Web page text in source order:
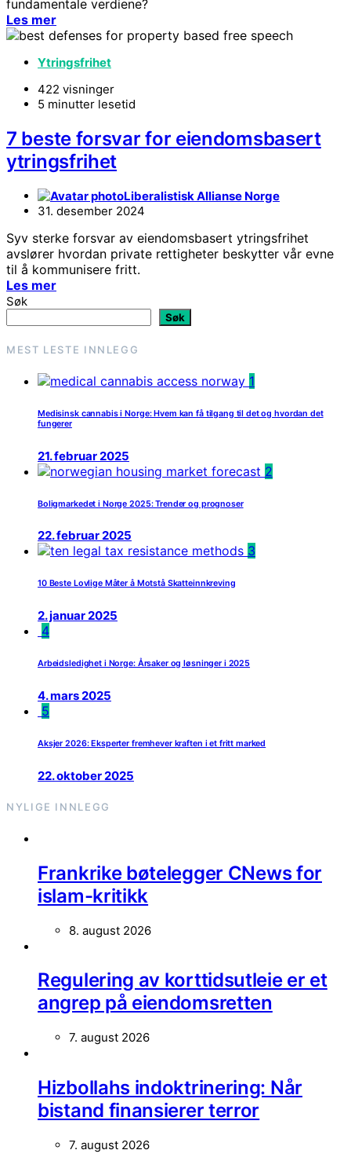
fundamentale verdiene?
Les mer
Ytringsfrihet
422 visninger
5 minutter lesetid
7 beste forsvar for eiendomsbasert
ytringsfrihet
Liberalistisk Allianse Norge
31. desember 2024
Syv sterke forsvar av eiendomsbasert ytringsfrihet
avslører hvordan private rettigheter beskytter vår evne
til å kommunisere fritt.
Les mer
Søk
Søk
MEST LESTE INNLEGG
1
Medisinsk cannabis i Norge: Hvem kan få tilgang til det og hvordan det
fungerer
21. februar 2025
2
Boligmarkedet i Norge 2025: Trender og prognoser
22. februar 2025
3
10 Beste Lovlige Måter å Motstå Skatteinnkreving
2. januar 2025
4
Arbeidsledighet i Norge: Årsaker og løsninger i 2025
4. mars 2025
5
Aksjer 2026: Eksperter fremhever kraften i et fritt marked
22. oktober 2025
NYLIGE INNLEGG
Frankrike bøtelegger CNews for
islam-kritikk
8. august 2026
Regulering av korttidsutleie er et
angrep på eiendomsretten
7. august 2026
Hizbollahs indoktrinering: Når
bistand finansierer terror
7. august 2026